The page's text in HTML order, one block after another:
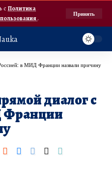
с Политика
.
Принять
в МИД Франции назвали причину
диалог с
Франции